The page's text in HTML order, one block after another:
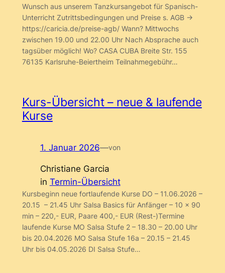
Wunsch aus unserem Tanzkursangebot für Spanisch-
Unterricht Zutrittsbedingungen und Preise s. AGB ->
https://caricia.de/preise-agb/ Wann? Mittwochs
zwischen 19.00 und 22.00 Uhr Nach Absprache auch
tagsüber möglich! Wo? CASA CUBA Breite Str. 155
76135 Karlsruhe-Beiertheim Teilnahmegebühr…
Kurs-Übersicht – neue & laufende
Kurse
1. Januar 2026—von
Christiane Garcia
in Termin-Übersicht
Kursbeginn neue fortlaufende Kurse DO – 11.06.2026 –
20.15 – 21.45 Uhr Salsa Basics für Anfänger – 10 x 90
min – 220,- EUR, Paare 400,- EUR (Rest-)Termine
laufende Kurse MO Salsa Stufe 2 – 18.30 – 20.00 Uhr
bis 20.04.2026 MO Salsa Stufe 16a – 20.15 – 21.45
Uhr bis 04.05.2026 DI Salsa Stufe…